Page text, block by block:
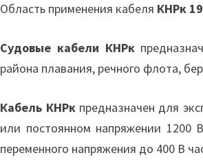
Область применения кабеля КНРк
Судовые кабели КНРк
района плавания, речного флота,
Кабель КНРкпредназначен для
или постоянном напряжении 1200
переменного напряжения до 400 В